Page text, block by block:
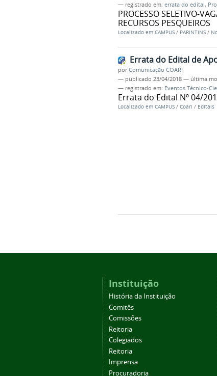
— registrado em: errata do edital,
PROCESSO SELETIVO-
RECURSOS PESQUEIROS
Localizado em CAMPUS / PARINTINS /
Errata do Edital de
porComunicação COARI
— publicado 23/04/2018 — última
— registrado em: Eventos Técnico-
Errata do Edital Nº 04/
Localizado em CAMPUS / Coari / Editais
Instituição
História da Instituição
Comitês
Comissões
Reitoria
Colegiados
Reitoria
Imprensa
Procuradoria